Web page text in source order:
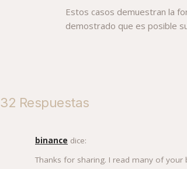
Estos casos demuestran la
demostrado que es posible
32 Respuestas
binance dice:
Thanks for sharing. I read many of